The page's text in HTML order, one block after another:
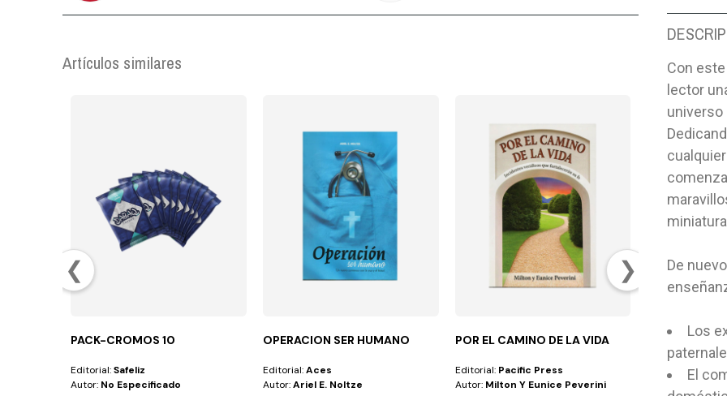
Artículos similares
❮ ❯
PACK-CROMOS 10
Editorial:Safeliz
Autor: No Especificado
OPERACION SER HUMANO
Editorial:Aces
Autor:Ariel E. Noltze
POR EL CAMINO DE LA VIDA
Editorial: Pacific Press
Autor: Milton Y Eunice Peverini
PENTATLON
CUADERNOS
Editorial:Gema
Noemí Gil
Con
lector
universo
De
Los
El